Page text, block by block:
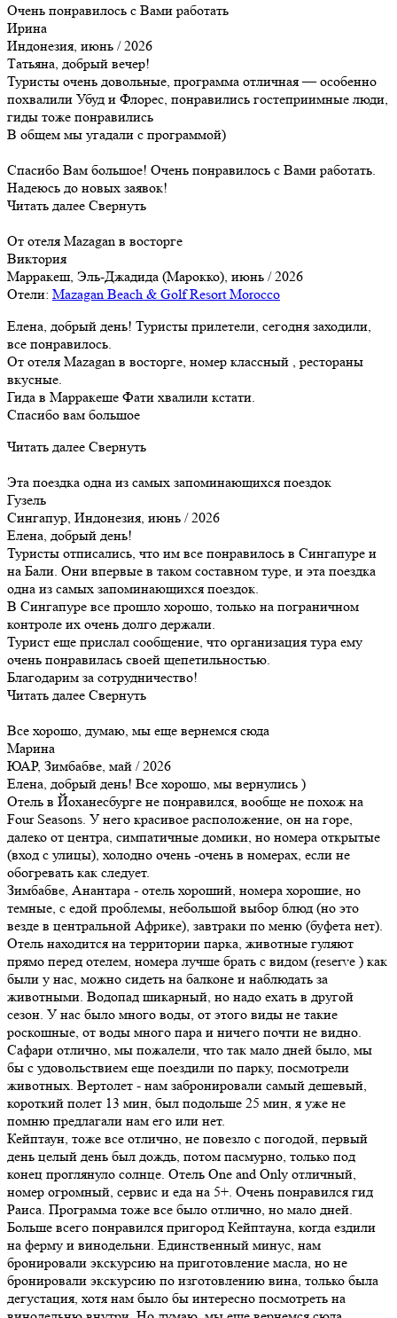
Очень понравилось с Вами работать
Ирина
Индонезия, июнь / 2026
Татьяна, добрый вечер!
Туристы очень довольные, программа отличная — особенно
похвалили Убуд и Флорес, понравились гостеприимные люди,
гиды тоже понравились
В общем мы угадали с программой)
Спасибо Вам большое! Очень понравилось с Вами работать.
Надеюсь до новых заявок!
Читать далее Свернуть
От отеля Mazagan в восторге
Виктория
Марракеш, Эль-Джадида (Марокко), июнь / 2026
Отели: Mazagan Beach & Golf Resort Morocco
Елена, добрый день! Туристы прилетели, сегодня заходили,
все понравилось.
От отеля Mazagan в восторге, номер классный , рестораны
вкусные.
Гида в Марракеше Фати хвалили кстати.
Спасибо вам большое
Читать далее Свернуть
Эта поездка одна из самых запоминающихся поездок
Гузель
Сингапур, Индонезия, июнь / 2026
Елена, добрый день!
Туристы отписались, что им все понравилось в Сингапуре и
на Бали. Они впервые в таком составном туре, и эта поездка
одна из самых запоминающихся поездок.
В Сингапуре все прошло хорошо, только на пограничном
контроле их очень долго держали.
Турист еще прислал сообщение, что организация тура ему
очень понравилась своей щепетильностью.
Благодарим за сотрудничество!
Читать далее Свернуть
Все хорошо, думаю, мы еще вернемся сюда
Марина
ЮАР, Зимбабве, май / 2026
Елена, добрый день! Все хорошо, мы вернулись )
Отель в Йоханесбурге не понравился, вообще не похож на
Four Seasons. У него красивое расположение, он на горе,
далеко от центра, симпатичные домики, но номера открытые
(вход с улицы), холодно очень -очень в номерах, если не
обогревать как следует.
Зимбабве, Анантара - отель хороший, номера хорошие, но
темные, с едой проблемы, небольшой выбор блюд (но это
везде в центральной Африке), завтраки по меню (буфета нет).
Отель находится на территории парка, животные гуляют
прямо перед отелем, номера лучше брать с видом (reserve ) как
были у нас, можно сидеть на балконе и наблюдать за
животными. Водопад шикарный, но надо ехать в другой
сезон. У нас было много воды, от этого виды не такие
роскошные, от воды много пара и ничего почти не видно.
Сафари отлично, мы пожалели, что так мало дней было, мы
бы с удовольствием еще поездили по парку, посмотрели
животных. Вертолет - нам забронировали самый дешевый,
короткий полет 13 мин, был подольше 25 мин, я уже не
помню предлагали нам его или нет.
Кейптаун, тоже все отлично, не повезло с погодой, первый
день целый день был дождь, потом пасмурно, только под
конец проглянуло солнце. Отель One and Only отличный,
номер огромный, сервис и еда на 5+. Очень понравился гид
Раиса. Программа тоже все было отлично, но мало дней.
Больше всего понравился пригород Кейптауна, когда ездили
на ферму и винодельни. Единственный минус, нам
бронировали экскурсию на приготовление масла, но не
бронировали экскурсию по изготовлению вина, только была
дегустация, хотя нам было бы интересно посмотреть на